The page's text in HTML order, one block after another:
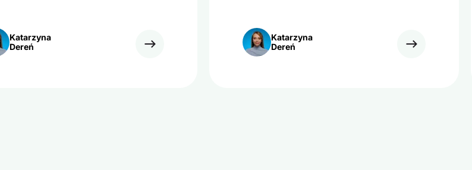
Katarzyna
Dereń
Katarzyna
Dereń